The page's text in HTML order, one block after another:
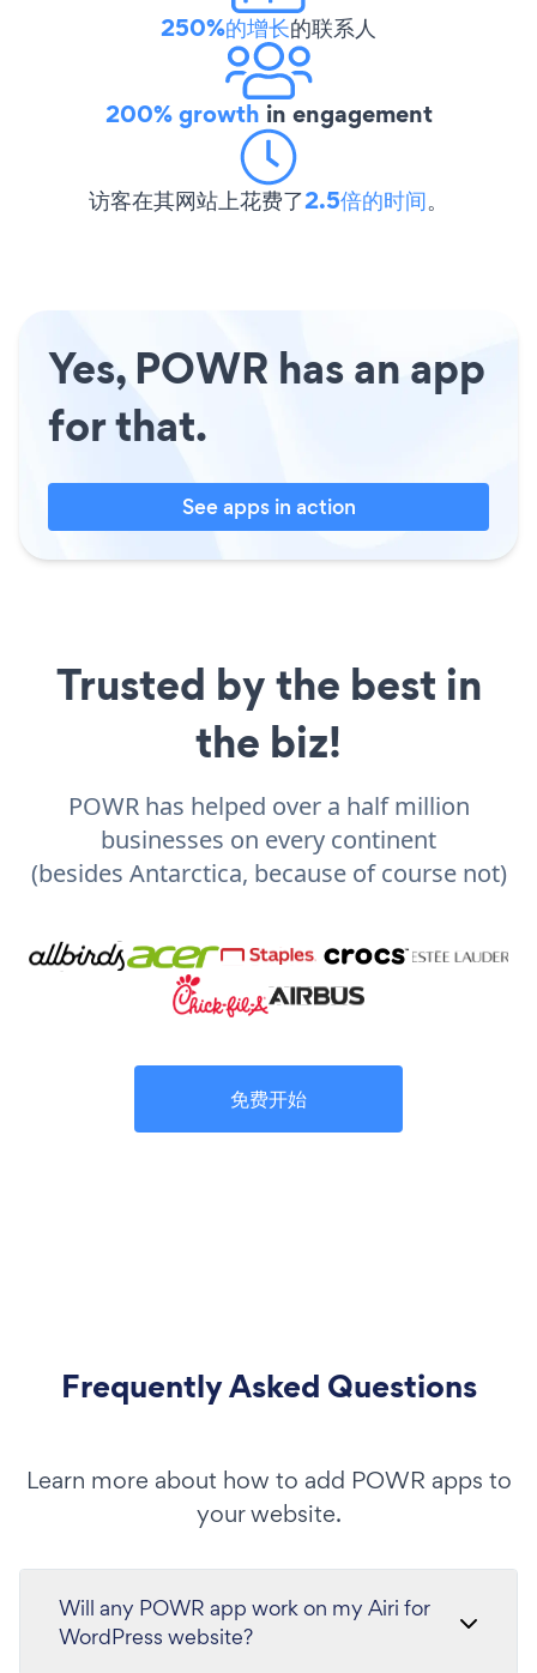
250%的增长的联系人
200% growth in engagement
访客在其网站上花费了2.5倍的时间。
Yes, POWR has an app
for that.
See apps in action
Trusted by the best in
the biz!
POWR has helped over a half million
businesses on every continent
(besides Antarctica, because of course not)
免费开始
Frequently Asked Questions
Learn more about how to add POWR apps to
your website.
Will any POWR app work on my Airi for
WordPress website?